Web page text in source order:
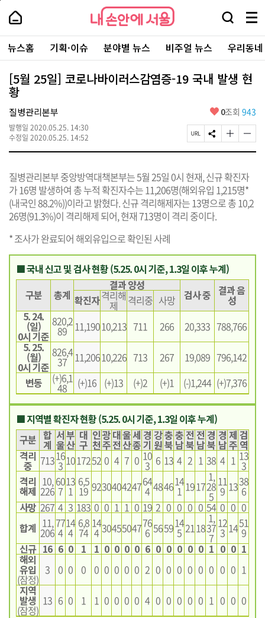
본
로
가
내
손
안
에
서
울
-
서
울
시
대
표
소
통
포
내
손
에
울
검
창
열
기
메
뉴
전
체
보
기
주
요
서
뉴스홈 기획·이슈 분야별 뉴스 비주얼 뉴스 우리동
[5월 25일] 코로나바이러스감염증-19 국내 발생 현
황
질병관리본부
발행일 2020.05.25. 14:30
수정일 2020.05.25. 14:52
좋
요
0조회 943
페
이
R
L
복
사
S
N
유
하
기
글
자
크
게
변
경
글
자
작
게
변
경
질병관리본부 중앙방역대책본부는 5월 25일 0시 현재, 신규 확진자
가 16명 발생하여 총 누적 확진자수는 11,206명(해외유입 1,215명*
(내국인 88.2%))이라고 밝혔다. 신규 격리해제자는 13명으로 총 10,2
26명(91.3%)이 격리해제 되어, 현재 713명이 격리 중이다.
* 조사가 완료되어 해외유입으로 확인된 사례
■ 국내 신고 및 검사 현황 (5.25. 0시 기준, 1.3일 이후 누계)
구분
총계
결과 양성
검사 중 결과 음
성
확진자격리해
제 격리중 사망
5. 24.
(일)
0시 기준
820,2
89 11,19010,213 711 266 20,333 788,766
5. 25.
(월)
0시 기준
826,4
37 11,20610,226 713 267 19,089 796,142
변동
(+)6,1
48 (+)16 (+)13 (+)2 (+)1 (-)1,244 (+)7,376
■ 지역별 확진자 현황 (5.25. 0시 기준, 1.3일 이후 누계)
구분 합
계
서
울
부
산
대
구
인
천
광
주
대
전
울
산
세
종
경
기
강
원
충
북
충
남
전
북
전
남
경
북
경
남
제
주
검
역
격리
중 71316
3 1017252 0 4 7 0 10
3 6 13 4 2 1 38 4 1 13
3
격리
해제
10,
226
60
7
13
1
6,5
19 923040424764
4 484614
1 1917
1,
28
5
11
9 1338
6
사망 267 4 3 183 0 0 1 1 0 19 2 0 0 0 0 54 0 0 0
합계 11,
206
77
4
14
4
6,8
74
14
4 3045504776
6 565914
5 2118
1,
37
7
12
3 1451
9
신규 16 6 0 1 1 0 0 0 0 6 0 0 0 0 0 1 0 0 1
해외
유입
(잠정)
3 0 0 0 0 0 0 0 0 2 0 0 0 0 0 0 0 0 1
지역
발생
(잠정)
13 6 0 1 1 0 0 0 0 4 0 0 0 0 0 1 0 0 0
페
상
단
로